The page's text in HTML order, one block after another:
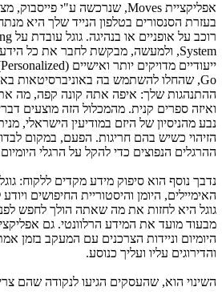
אפליקציית Moves, שנרכשה ע"י פייסבוק,
בעזרת הסנסורים בטלפון הנייד שלך היא
רוכב על אופניים או בנהיגה. גוגל עובדת על
System, ולמעשה, מבקשת לחבר את כל הידע
ייעודיים מדויקים יותר ואישיים (Personalized
Go, שהחלו להשתמש בה באוניברסיטאות
ההתנהגות שלך: איפה אתה קונה קפה, מה
ואיזה ספרים קנית. מהמכלול הזה מוצעים
נבע מהניסיון של היזם במודיעין הישראלי,
הזיהוי כשיש בהם חריגות. הפעם, במקום
ההרגלים הנפוצים כדי להקל על הרגלי
נדבך נוסף הוא סיפוק מידע מקדים ללקוח: גוגל
האימיילים, היומן והיסטוריית החיפושים
גוגל היא לחזות את מה שאתה הולך לחפש
מבעוד מועד את המידע הרלוונטי. גם
היומיום וניידות הצרכנים עם המעקב בזמן
והדירוגים עליו ועליך כנוסע.
השינוי הוא, שהעסקים הגיעו לנקודה שהם